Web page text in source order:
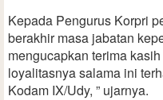
Kepada Pengurus Korpri
berakhir masa jabatan
mengucapkan terima
loyalitasnya salama ini
Kodam IX/Udy, ” ujarnya.